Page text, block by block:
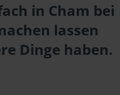
in Cham bei
lassen
Dinge haben.